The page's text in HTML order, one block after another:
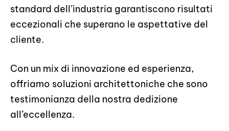
standard dell’industria garantiscono risultati
eccezionali che superano le aspettative del
cliente.
Con un mix di innovazione ed esperienza,
offriamo soluzioni architettoniche che sono
testimonianza della nostra dedizione
all’eccellenza.